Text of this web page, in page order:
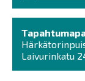
Laivurinkatu